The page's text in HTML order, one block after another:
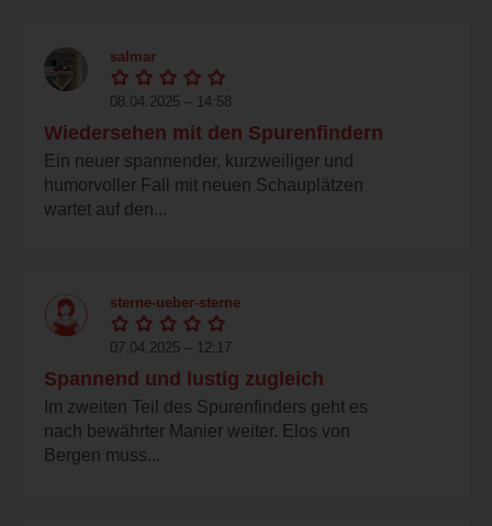
salmar
08.04.2025 – 14:58
Wiedersehen mit den Spurenfindern
Ein neuer spannender, kurzweiliger und
humorvoller Fall mit neuen Schauplätzen
wartet auf den...
sterne-ueber-sterne
07.04.2025 – 12:17
Spannend und lustig zugleich
Im zweiten Teil des Spurenfinders geht es
nach bewährter Manier weiter. Elos von
Bergen muss...